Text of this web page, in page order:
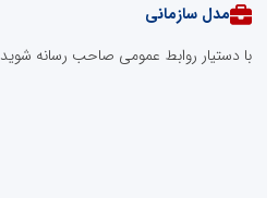
مدل سازمانی
با دستیار روابط عمومی صاحب رسانه شوید